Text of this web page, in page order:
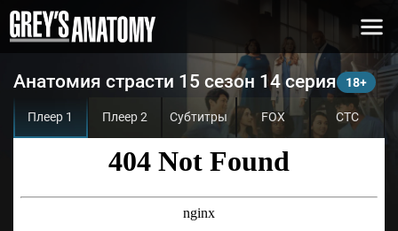
Анатомия страсти 15 сезон 14 серия
Плеер 1 Плеер 2 Субтитры FOX СТС